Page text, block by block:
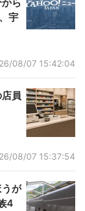
ら
宇
08/07 15:42:04
員
08/07 15:37:54
うが
4